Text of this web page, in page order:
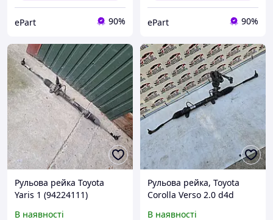
ePart 90% ePart 90%
Рульова рейка Toyota
Yaris 1 (94224111)
В наявності
Рульова рейка, Toyota
Corolla Verso 2.0 d4d
В наявності